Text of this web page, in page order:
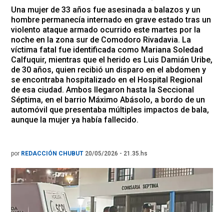
Una mujer de 33 años fue asesinada a balazos y un
hombre permanecía internado en grave estado tras un
violento ataque armado ocurrido este martes por la
noche en la zona sur de Comodoro Rivadavia. La
víctima fatal fue identificada como Mariana Soledad
Calfuquir, mientras que el herido es Luis Damián Uribe,
de 30 años, quien recibió un disparo en el abdomen y
se encontraba hospitalizado en el Hospital Regional
de esa ciudad. Ambos llegaron hasta la Seccional
Séptima, en el barrio Máximo Abásolo, a bordo de un
automóvil que presentaba múltiples impactos de bala,
aunque la mujer ya había fallecido.
por REDACCIÓN CHUBUT 20/05/2026 - 21.35.hs